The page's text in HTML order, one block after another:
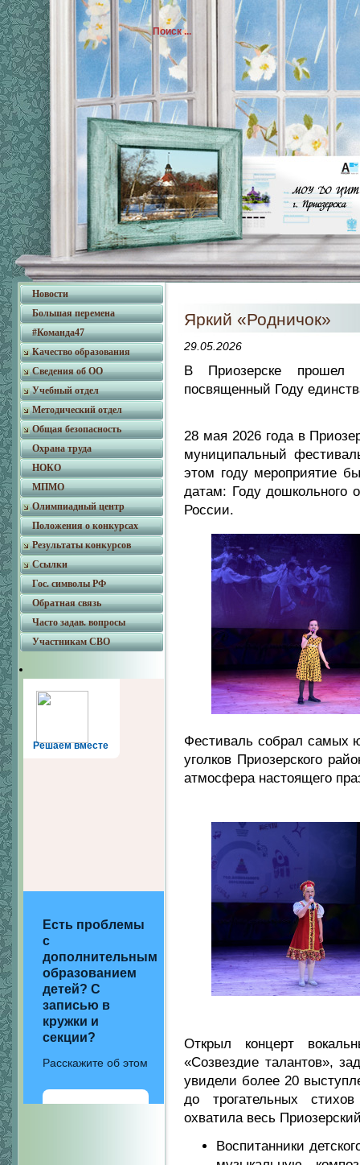
Яркий «Родничок»
29.05.2026
В Приозерске прошел
посвященный Году
28 мая 2026 года в
муниципальный
этом году мероприятие
датам: Году дошкольного
России.
Фестиваль собрал самых
уголков Приозерского
атмосфера настоящего
Открыл концерт
«Созвездие талантов»,
увидели более 20
до трогательных
охватила весь
Воспитанники
Новости
Большая перемена
#Команда47
Качество образования
Сведения об ОО
Учебный отдел
Методический отдел
Общая безопасность
Охрана труда
НОКО
МПМО
Олимпиадный центр
Положения о конкурсах
Результаты конкурсов
Ссылки
Гос. символы РФ
Обратная связь
Часто задав. вопросы
Участникам СВО
Решаем вместе
Есть проблемы
с
дополнительным
образованием
детей? С
записью в
кружки и
секции?
Расскажите об этом